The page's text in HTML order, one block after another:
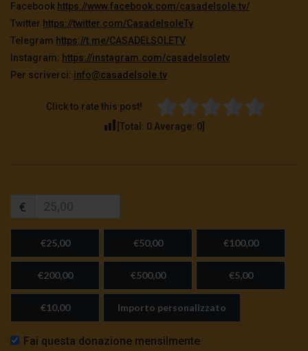
Facebook https://www.facebook.com/casadelsole.tv/
Twitter https://twitter.com/CasadelsoleTv
Telegram https://t.me/CASADELSOLETV
Instagram: https://instagram.com/casadelsoletv
Per scriverci: info@casadelsole.tv
Click to rate this post!
[Total: 0 Average: 0
€
€25,00 €50,00 €100,00
€200,00 €500,00 €5,00
€10,00 Importo personalizzato
Fai questa donazione mensilmente